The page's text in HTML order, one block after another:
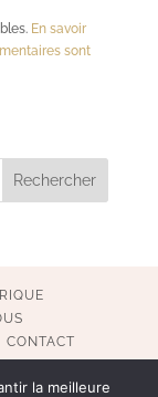
En savoir
sont
CONTACT
la meilleure